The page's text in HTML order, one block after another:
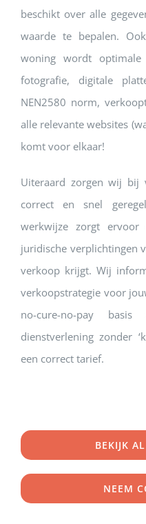
beschikt over alle
waarde te bepalen.
woning wordt optimale
fotografie, digitale
NEN2580 norm,
alle relevante websites
komt voor elkaar!
Uiteraard zorgen wij bij
correct en snel
werkwijze zorgt
juridische verplichtingen
verkoop krijgt. Wij
verkoopstrategie voor
no-cure-no-pay
dienstverlening zonder
een correct tarief.
BEKIJK
NEEM